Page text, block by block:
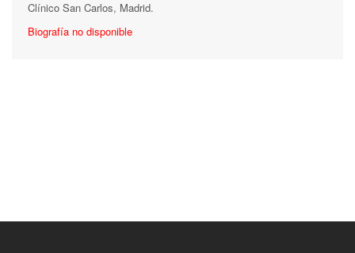
Clínico San Carlos, Madrid.
Biografía no disponible